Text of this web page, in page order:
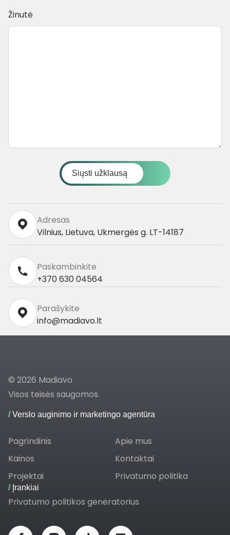
Žinutė
Siųsti užklausą
Adresas
Vilnius, Lietuva, Ukmergės g. LT-14187
Paskambinkite
+370 630 04564
Parašykite
info@madiavo.lt
© 2026 Madiavo
Visos teisės saugomos.
/Verslo auginimo ir marketingo agentūra
Pagrindinis
Kainos
Projektai
Apie mus
Kontaktai
Privatumo politika
/Įrankiai
Privatumo politikos generatorius